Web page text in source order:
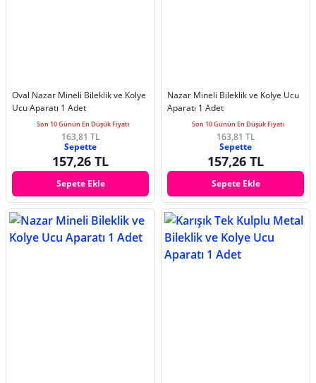
Oval Nazar Mineli Bileklik ve Kolye
Ucu Aparatı 1 Adet
Son 10 Günün En Düşük Fiyatı
163,81 TL
Sepette
157,26 TL
Sepete Ekle
Nazar Mineli Bileklik ve Kolye Ucu
Aparatı 1 Adet
Son 10 Günün En Düşük Fiyatı
163,81 TL
Sepette
157,26 TL
Sepete Ekle